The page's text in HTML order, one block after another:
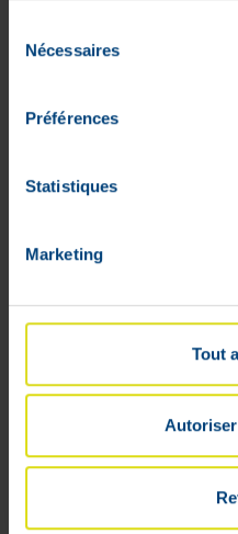
Nécessaires
Préférences
Statistiques
Marketing
Tout
Mon compte
Mon panier
Listes d'envie
Paiements sécurisés
Cookies
Litige
V-Pharma
Pharmacien Florence